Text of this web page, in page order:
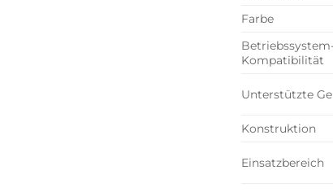
Farbe
Kompatibilität
Unterstützte
Konstruktion
Einsatzbereich